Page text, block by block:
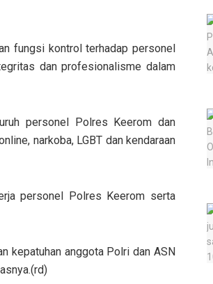
fungsi kontrol terhadap personel
dan profesionalisme dalam
personel Polres Keerom dan
narkoba, LGBT dan kendaraan
personel Polres Keerom serta
kepatuhan anggota Polri dan ASN